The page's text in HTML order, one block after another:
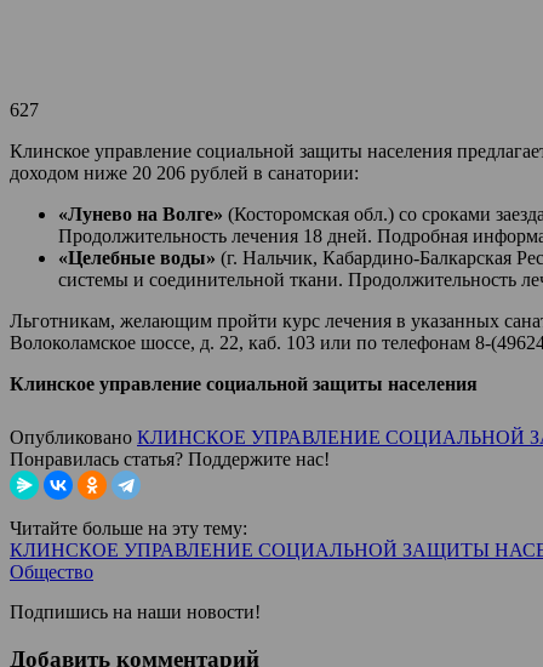
627
Клинское управление социальной защиты населения
доходом ниже 20 206 рублей в санатории:
«Лунево на Волге» (Косторомская обл.) со сроками
Продолжительность лечения 18 дней. Подробная
«Целебные воды» (г. Нальчик, Кабардино-Балкарская
системы и соединительной ткани. Продолжительность
Льготникам, желающим пройти курс лечения в указанных
Волоколамское шоссе, д. 22, каб. 103 или по телефонам 8-
Клинское управление социальной защиты населения
Опубликовано КЛИНСКОЕ УПРАВЛЕНИЕ СОЦИАЛЬНОЙ
Понравилась статья? Поддержите нас!
Читайте больше на эту тему:
КЛИНСКОЕ УПРАВЛЕНИЕ СОЦИАЛЬНОЙ ЗАЩИТЫ
Общество
Подпишись на наши новости!
Добавить комментарий